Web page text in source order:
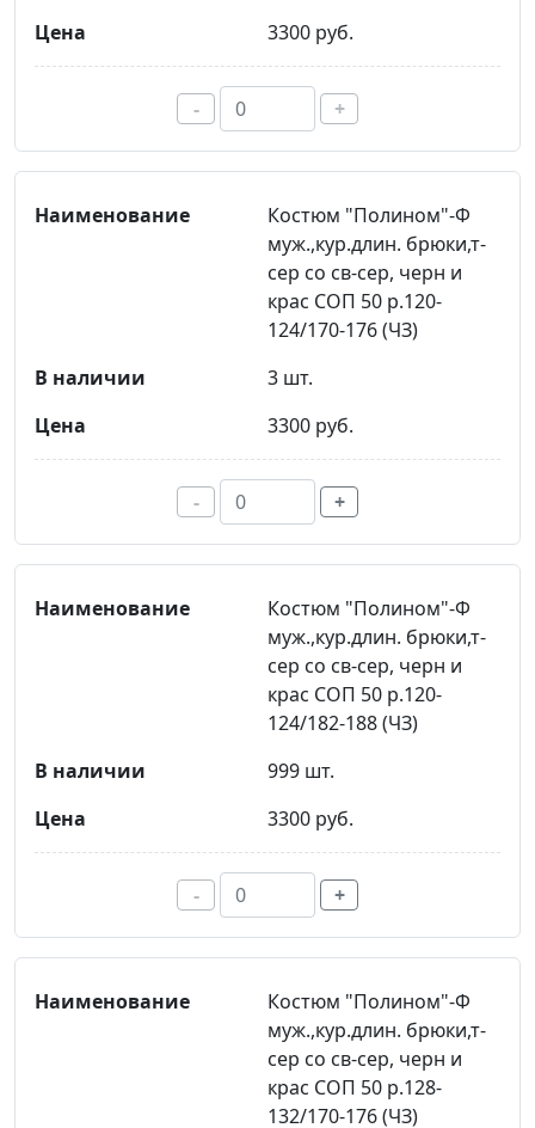
3300 руб.
- +
Костюм "Полином"-Ф
муж.,кур.длин. брюки,т-
сер со св-сер, черн и
крас СОП 50 р.120-
124/170-176 (ЧЗ)
3 шт.
3300 руб.
- +
Костюм "Полином"-Ф
муж.,кур.длин. брюки,т-
сер со св-сер, черн и
крас СОП 50 р.120-
124/182-188 (ЧЗ)
999 шт.
3300 руб.
- +
Костюм "Полином"-Ф
муж.,кур.длин. брюки,т-
сер со св-сер, черн и
крас СОП 50 р.128-
132/170-176 (ЧЗ)